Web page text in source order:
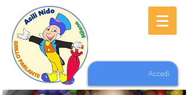
Accedi